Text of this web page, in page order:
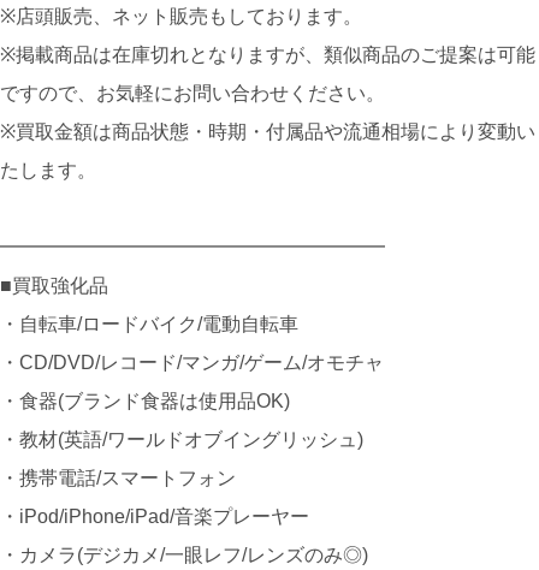
※店頭販売、ネット販売もしております。
※掲載商品は在庫切れとなりますが、類似商品のご提案は可能
ですので、お気軽にお問い合わせください。
※買取金額は商品状態・時期・付属品や流通相場により変動い
たします。
━━━━━━━━━━━━━━━━━━━━
■買取強化品
・自転車/ロードバイク/電動自転車
・CD/DVD/レコード/マンガ/ゲーム/オモチャ
・食器(ブランド食器は使用品OK)
・教材(英語/ワールドオブイングリッシュ)
・携帯電話/スマートフォン
・iPod/iPhone/iPad/音楽プレーヤー
・カメラ(デジカメ/一眼レフ/レンズのみ◎)